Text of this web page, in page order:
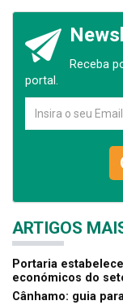
Receba
portal.
ARTIGOS
Portaria
económicos do
Cânhamo: guia